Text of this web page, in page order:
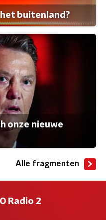
buitenland?
onze nieuwe
Alle fragmenten
Radio 2